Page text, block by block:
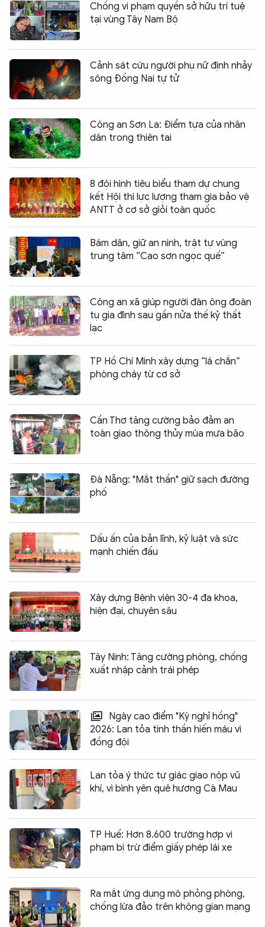
Chống vi phạm quyền sở hữu trí tuệ
tại vùng Tây Nam Bộ
Cảnh sát cứu người phụ nữ định nhảy
sông Đồng Nai tự tử
Công an Sơn La: Điểm tựa của nhân
dân trong thiên tai
8 đội hình tiêu biểu tham dự chung
kết Hội thi lực lượng tham gia bảo vệ
ANTT ở cơ sở giỏi toàn quốc
Bám dân, giữ an ninh, trật tự vùng
trung tâm “Cao sơn ngọc quế”
Công an xã giúp người đàn ông đoàn
tụ gia đình sau gần nửa thế kỷ thất
lạc
TP Hồ Chí Minh xây dựng “lá chắn”
phòng cháy từ cơ sở
Cần Thơ tăng cường bảo đảm an
toàn giao thông thủy mùa mưa bão
Đà Nẵng: "Mắt thần" giữ sạch đường
phố
Dấu ấn của bản lĩnh, kỷ luật và sức
mạnh chiến đấu
Xây dựng Bệnh viện 30-4 đa khoa,
hiện đại, chuyên sâu
Tây Ninh: Tăng cường phòng, chống
xuất nhập cảnh trái phép
Ngày cao điểm "Kỳ nghỉ hồng"
2026: Lan tỏa tinh thần hiến máu vì
đồng đội
Lan tỏa ý thức tự giác giao nộp vũ
khí, vì bình yên quê hương Cà Mau
TP Huế: Hơn 8.600 trường hợp vi
phạm bị trừ điểm giấy phép lái xe
Ra mắt ứng dụng mô phỏng phòng,
chống lừa đảo trên không gian mạng